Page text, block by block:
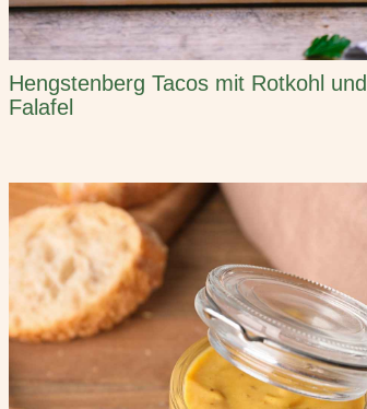
Hengstenberg Tacos mit Rotkohl und
Falafel